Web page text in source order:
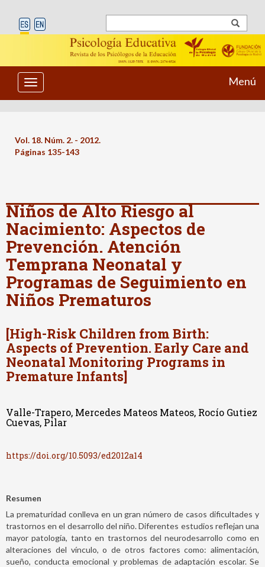
Toggle
navigation
Menú
Vol. 18. Núm. 2. - 2012.
Páginas 135-143
Niños de Alto Riesgo al
Nacimiento: Aspectos de
Prevención. Atención
Temprana Neonatal y
Programas de Seguimiento en
Niños Prematuros
[High-Risk Children from Birth:
Aspects of Prevention. Early Care and
Neonatal Monitoring Programs in
Premature Infants]
Valle-Trapero, Mercedes Mateos Mateos, Rocío Gutiez
Cuevas, Pilar
https://doi.org/10.5093/ed2012a14
Resumen
La prematuridad conlleva en un gran número de casos dificultades y
trastornos en el desarrollo del niño. Diferentes estudios reflejan una
mayor patología, tanto en trastornos del neurodesarrollo como en
alteraciones del vínculo, o de otros factores como: alimentación,
sueño, conducta emocional y problemas de adaptación escolar. Se